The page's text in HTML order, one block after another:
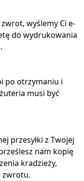
wyślemy Ci e-
do wydrukowania
po otrzymaniu i
musi być
przesyłki z Twojej
nam kopię
kradzieży,
zwrotu.